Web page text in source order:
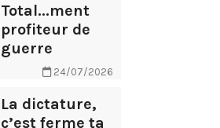
Total...ment
profiteur de
guerre
24/07/2026
La dictature,
c’est ferme ta